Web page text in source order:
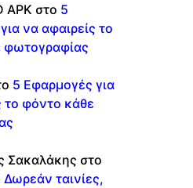
APK στο 5
να αφαιρείς το
φωτογραφίας
5 Εφαρμογές για
το φόντο κάθε
Σακαλάκης στο
ταινίες,